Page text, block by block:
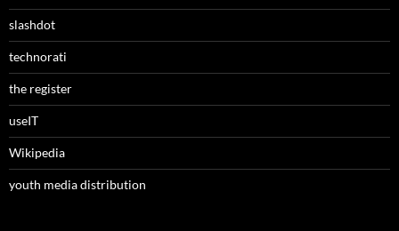
slashdot
technorati
the register
useIT
Wikipedia
youth media distribution